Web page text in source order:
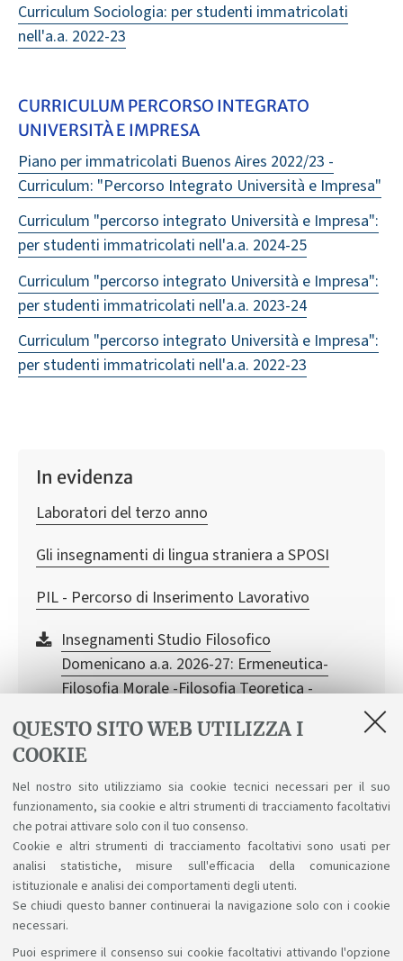
QUESTO SITO WEB UTILIZZA I
COOKIE
Nel nostro sito utilizziamo sia cookie tecnici necessari per il suo
funzionamento, sia cookie e altri strumenti di tracciamento facoltativi
che potrai attivare solo con il tuo consenso.
Cookie e altri strumenti di tracciamento facoltativi sono usati per
analisi statistiche, misure sull'efficacia della comunicazione
istituzionale e analisi dei comportamenti degli utenti.
Se chiudi questo banner continuerai la navigazione solo con i cookie
necessari.
Puoi esprimere il consenso sui cookie facoltativi attivando l'opzione
Curriculum Sociologia: per studenti immatricolati
nell'a.a. 2022-23
CURRICULUM PERCORSO INTEGRATO
UNIVERSITÀ E IMPRESA
Piano per immatricolati Buenos Aires 2022/23 -
Curriculum: "Percorso Integrato Università e Impresa"
Curriculum "percorso integrato Università e Impresa":
per studenti immatricolati nell'a.a. 2024-25
Curriculum "percorso integrato Università e Impresa":
per studenti immatricolati nell'a.a. 2023-24
Curriculum "percorso integrato Università e Impresa":
per studenti immatricolati nell'a.a. 2022-23
In evidenza
Laboratori del terzo anno
Gli insegnamenti di lingua straniera a SPOSI
PIL - Percorso di Inserimento Lavorativo
Insegnamenti Studio Filosofico
Domenicano a.a. 2026-27: Ermeneutica-
Filosofia Morale -Filosofia Teoretica -
[ .pdf 214Kb ]
Per tutte le informazioni contattare:
segreteria@studiofilosofico.it e
docente Marco Visentin:
<marco.visentin@unibo.it>